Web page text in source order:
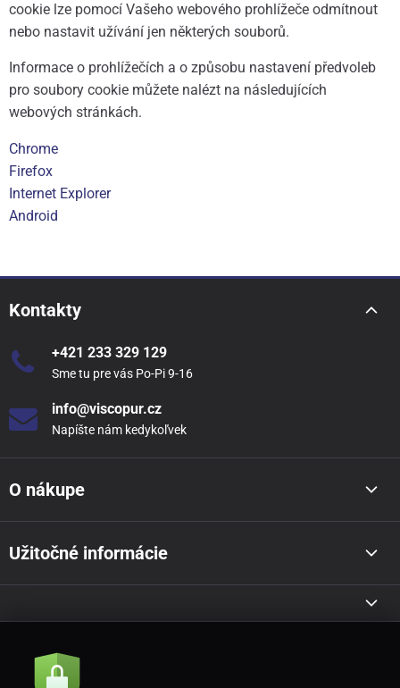
cookie lze pomocí Vašeho webového prohlížeče odmítnout
nebo nastavit užívání jen některých souborů.
Informace o prohlížečích a o způsobu nastavení předvoleb
pro soubory cookie můžete nalézt na následujících
webových stránkách.
Chrome
Firefox
Internet Explorer
Android
Kontakty
+421 233 329 129
Sme tu pre vás Po-Pi 9-16
info@viscopur.cz
Napíšte nám kedykoľvek
O nákupe
Užitočné informácie
Akcie a novinky e-mailom